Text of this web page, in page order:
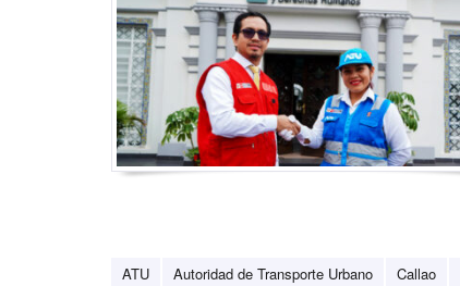
ATU Autoridad de Transporte Urbano Callao